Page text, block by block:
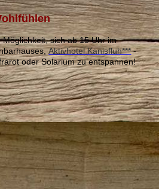
sich ab 15 Uhr im
Aktivhotel Kanisfluh***-
oder Solarium zu entspannen!